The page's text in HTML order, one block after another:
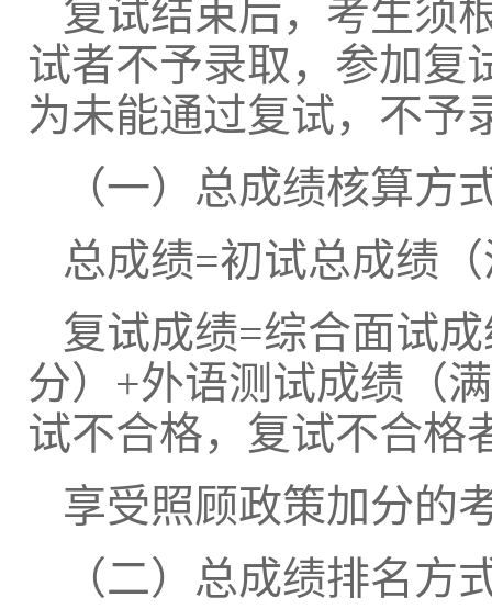
复试结束后，考生须
试者不予录取，参加复
为未能通过复试，不予
（一）总成绩核算方
总成绩=初试总成绩
复试成绩=综合面试
分）+外语测试成绩（
试不合格，复试不合格
享受照顾政策加分的
（二）总成绩排名方